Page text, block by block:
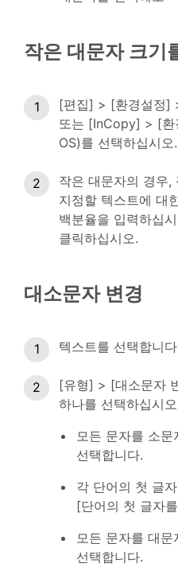
작은 대문자 크기
[편집] > [환경설정]
또는 [InCopy] > [
OS)를 선택하십시오.
작은 대문자의 경우,
지정할 텍스트에 대
백분율을 입력하십
클릭하십시오.
대소문자 변경
텍스트를 선택합니
[유형] > [대소문자
하나를 선택하십시
모든 문자를 소
선택합니다.
각 단어의 첫 글
[단어의 첫 글자
모든 문자를 대
선택합니다.